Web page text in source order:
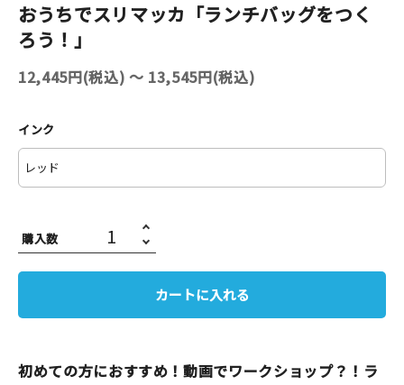
紙
はんこ
本
文房具
おうちでスリマッカ「ランチバッグをつく
ろう！」
12,445円(税込) 〜 13,545円(税込)
インク
購入数
カートに入れる
初めての方におすすめ！動画でワークショップ？！ラ